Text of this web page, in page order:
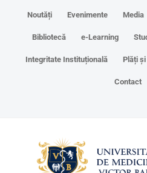
Noutăți Evenimente Media
Bibliotecă e-Learning
Integritate Instituțională Plăți
Contact